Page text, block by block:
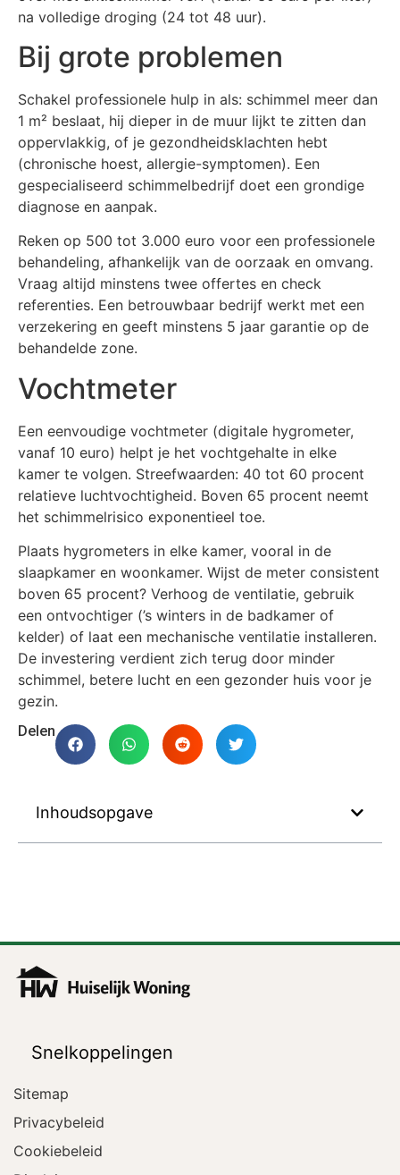
na volledige droging (24 tot 48 uur).
Bij grote problemen
Schakel professionele hulp in als: schimmel meer dan
1 m² beslaat, hij dieper in de muur lijkt te zitten dan
oppervlakkig, of je gezondheidsklachten hebt
(chronische hoest, allergie-symptomen). Een
gespecialiseerd schimmelbedrijf doet een grondige
diagnose en aanpak.
Reken op 500 tot 3.000 euro voor een professionele
behandeling, afhankelijk van de oorzaak en omvang.
Vraag altijd minstens twee offertes en check
referenties. Een betrouwbaar bedrijf werkt met een
verzekering en geeft minstens 5 jaar garantie op de
behandelde zone.
Vochtmeter
Een eenvoudige vochtmeter (digitale hygrometer,
vanaf 10 euro) helpt je het vochtgehalte in elke
kamer te volgen. Streefwaarden: 40 tot 60 procent
relatieve luchtvochtigheid. Boven 65 procent neemt
het schimmelrisico exponentieel toe.
Plaats hygrometers in elke kamer, vooral in de
slaapkamer en woonkamer. Wijst de meter consistent
boven 65 procent? Verhoog de ventilatie, gebruik
een ontvochtiger (’s winters in de badkamer of
kelder) of laat een mechanische ventilatie installeren.
De investering verdient zich terug door minder
schimmel, betere lucht en een gezonder huis voor je
gezin.
Delen
Inhoudsopgave
Snelkoppelingen
Sitemap
Privacybeleid
Cookiebeleid